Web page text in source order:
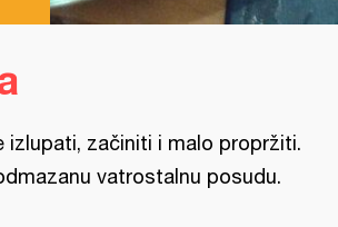
izlupati, začiniti i malo propržiti.
vatrostalnu posudu.